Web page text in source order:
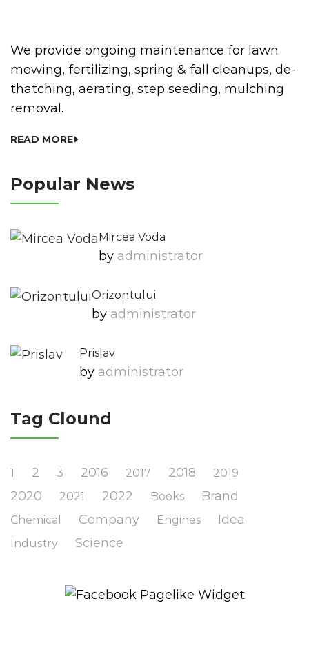
We provide ongoing maintenance for lawn
mowing, fertilizing, spring & fall cleanups, de-
thatching, aerating, step seeding, mulching
removal.
READ MORE
Popular News
Mircea Voda
by Administrator
Orizontului
by Administrator
Prislav
by Administrator
Tag Clound
1 2 3 2016 2017 2018 2019
2020 2021 2022 Books Brand
Chemical Company Engines Idea
Industry Science